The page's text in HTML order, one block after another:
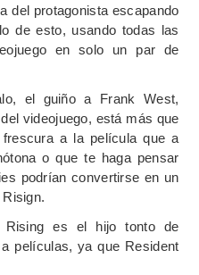
del protagonista escapando
de esto, usando todas las
en solo un par de
el guiño a Frank West,
videojuego, está más que
a la película que a
o que te haga pensar
podrían convertirse en un
Rising es el hijo tonto de
películas, ya que Resident